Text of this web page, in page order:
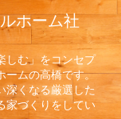
ホーム社
しむ」をコンセプ
ームの高橋です。